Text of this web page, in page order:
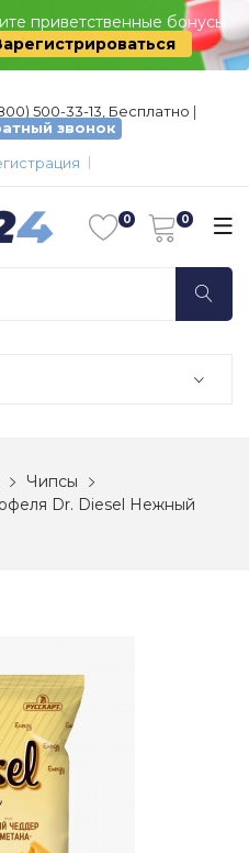
приветственные бонусы
500-33-13, Бесплатно |
звонок
Чипсы
Dr. Diesel Нежный